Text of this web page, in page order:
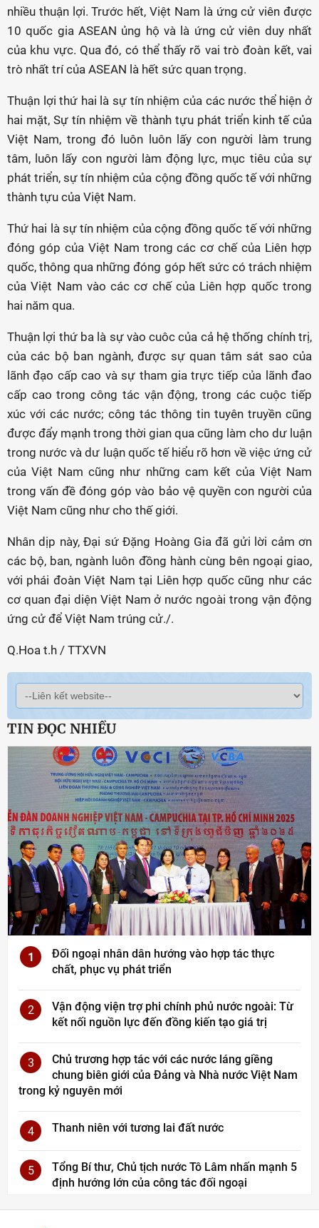
nhiều thuận lợi. Trước hết, Việt Nam là ứng cử viên được
10 quốc gia ASEAN ủng hộ và là ứng cử viên duy nhất
của khu vực. Qua đó, có thể thấy rõ vai trò đoàn kết, vai
trò nhất trí của ASEAN là hết sức quan trọng.
Thuận lợi thứ hai là sự tín nhiệm của các nước thể hiện ở
hai mặt, Sự tín nhiệm về thành tựu phát triển kinh tế của
Việt Nam, trong đó luôn luôn lấy con người làm trung
tâm, luôn lấy con người làm động lực, mục tiêu của sự
phát triển, sự tín nhiệm của cộng đồng quốc tế với những
thành tựu của Việt Nam.
Thứ hai là sự tín nhiệm của cộng đồng quốc tế với những
đóng góp của Việt Nam trong các cơ chế của Liên hợp
quốc, thông qua những đóng góp hết sức có trách nhiệm
của Việt Nam vào các cơ chế của Liên hợp quốc trong
hai năm qua.
Thuận lợi thứ ba là sự vào cuôc của cả hệ thống chính trị,
của các bộ ban ngành, được sự quan tâm sát sao của
lãnh đạo cấp cao và sự tham gia trực tiếp của lãnh đao
cấp cao trong công tác vận động, trong các cuộc tiếp
xúc với các nước; công tác thông tin tuyên truyền cũng
được đẩy mạnh trong thời gian qua cũng làm cho dư luận
trong nước và dư luận quốc tế hiểu rõ hơn về việc ứng cử
của Việt Nam cũng như những cam kết của Việt Nam
trong vấn đề đóng góp vào bảo vệ quyền con người của
Việt Nam cũng như cho thế giới.
Nhân dịp này, Đại sứ Đặng Hoàng Gia đã gửi lời cảm ơn
các bộ, ban, ngành luôn đồng hành cùng bên ngoại giao,
với phái đoàn Việt Nam tại Liên hợp quốc cũng như các
cơ quan đại diện Việt Nam ở nước ngoài trong vận động
ứng cử để Việt Nam trúng cử./.
Q.Hoa t.h / TTXVN
TIN ĐỌC NHIỀU
1
Đối ngoại nhân dân hướng vào hợp tác thực
chất, phục vụ phát triển
2
Vận động viện trợ phi chính phủ nước ngoài: Từ
kết nối nguồn lực đến đồng kiến tạo giá trị
3
Chủ trương hợp tác với các nước láng giềng
chung biên giới của Đảng và Nhà nước Việt Nam
trong kỷ nguyên mới
4 Thanh niên với tương lai đất nước
5
Tổng Bí thư, Chủ tịch nước Tô Lâm nhấn mạnh 5
định hướng lớn của công tác đối ngoại